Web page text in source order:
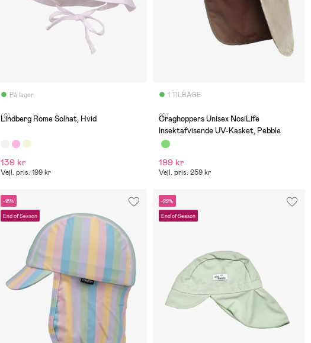
På lager
(0)
Lindberg Rome Solhat, Hvid
139 kr
Vejl. pris: 199 kr
1 TILBAGE
(0)
Craghoppers Unisex NosiLife
Insektafvisende UV-Kasket, Pebble
199 kr
Vejl. pris: 259 kr
-18%
End of Season
-22%
End of Season